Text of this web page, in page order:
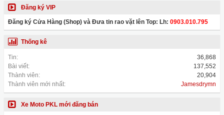
Đăng ký VIP
Đăng ký Cửa Hàng (Shop) và Đưa tin rao vặt lên Top: Lh: 0903.010.795
Thống kê
Tin:
36,868
Bài viết:
137,552
Thành viên:
20,904
Thành viên mới nhất:
Jamesdrymn
Xe Moto PKL mới đăng bán